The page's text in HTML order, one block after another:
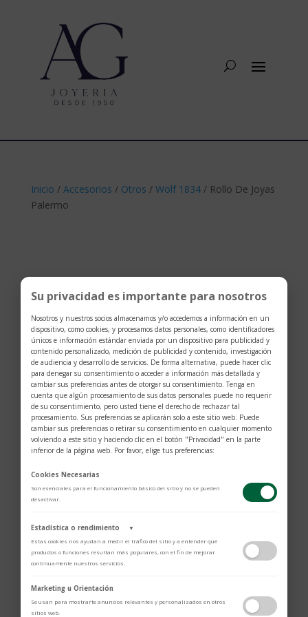
Inicio / Accesorios / Otros / Wolf 1834/ Rollo De Joyas
Palermo
$230
cerraduras empotradas en oro, este lujoso
joyero exhibe y organiza sus joyas mientras viaja.
Su privacidad es importante para nosotros
Nosotros y nuestros socios almacenamos y/o accedemos a información en un
dispositivo, como cookies, y procesamos datos personales, como identificadores
únicos e información estándar enviada por un dispositivo para publicidad y
contenido personalizado, medición de publicidad y contenido, investigación
de audiencia y desarrollo de servicios. De forma alternativa, puede hacer clic
para denegar su consentimiento o acceder a información más detallada y
cambiar sus preferencias antes de otorgar su consentimiento. Tenga en
cuenta que algún procesamiento de sus datos personales puede no requerir
de su consentimiento, pero usted tiene el derecho de rechazar tal
procesamiento. Sus preferencias se aplicarán solo a este sitio web. Puede
cambiar sus preferencias o retirar su consentimiento en cualquier momento
volviendo a este sitio y haciendo clic en el botón "Privacidad" en la parte
inferior de la página web. Por favor, elige tus preferencias:
Cookies Necesarias
Son esenciales para el funcionamiento básico del sitio y no se pueden
desactivar.
Estadística o rendimiento
▼
Estas cookies nos ayudan a medir el tráfico del sitio y a entender qué
productos o funciones resultan más populares, con el fin de mejorar
continuamente nuestros servicios.
Adobe Analytics
Utilizamos Adobe Analytics para recopilar datos de uso anónimos, lo que
nos permite analizar el rendimiento de nuestro contenido y las
Marketing u Orientación
Se usan para mostrarte anuncios relevantes y personalizados en otros
sitios web.